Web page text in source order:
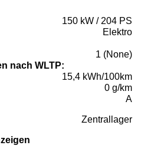
150 kW / 204 PS
Elektro
1 (None)
nach WLTP:
15,4 kWh/100km
0 g/km
A
Zentrallager